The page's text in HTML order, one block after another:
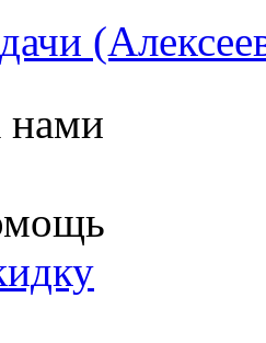
нами